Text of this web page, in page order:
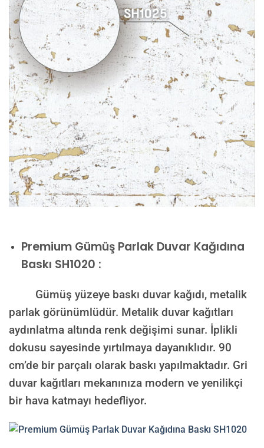
Premium Gümüş Parlak Duvar Kağıdına
Baskı SH1020 :
Gümüş yüzeye baskı duvar kağıdı, metalik
parlak görünümlüdür. Metalik duvar kağıtları
aydınlatma altında renk değişimi sunar. İplikli
dokusu sayesinde yırtılmaya dayanıklıdır. 90
cm’de bir parçalı olarak baskı yapılmaktadır. Gri
duvar kağıtları mekanınıza modern ve yenilikçi
bir hava katmayı hedefliyor.